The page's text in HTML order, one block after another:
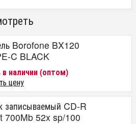
Borofone BX120
C BLACK
в наличии (оптом)
цену
записываемый CD-R
700Mb 52x sp/100